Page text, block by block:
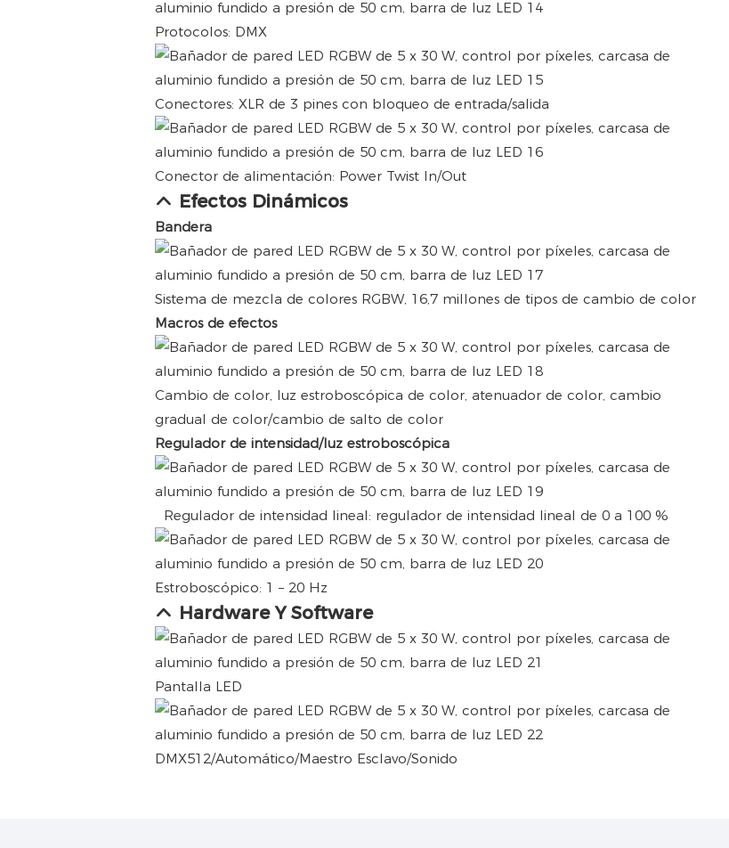
Protocolos: DMX
Conectores: XLR de 3 pines con bloqueo de entrada/salida
Conector de alimentación: Power Twist In/Out
Efectos Dinámicos
Bandera
Sistema de mezcla de colores RGBW, 16,7 millones de tipos de cambio de color
Macros de efectos
Cambio de color, luz estroboscópica de color, atenuador de color, cambio
gradual de color/cambio de salto de color
Regulador de intensidad/luz estroboscópica
Regulador de intensidad lineal: regulador de intensidad lineal de 0 a 100 %
Estroboscópico: 1 – 20 Hz
Hardware Y Software
Pantalla LED
DMX512/Automático/Maestro Esclavo/Sonido